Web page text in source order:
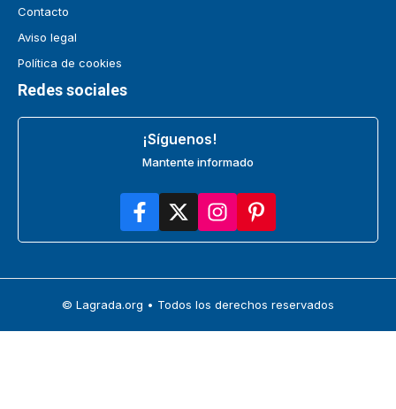
Contacto
Aviso legal
Política de cookies
Redes sociales
¡Síguenos!
Mantente informado
© Lagrada.org • Todos los derechos reservados